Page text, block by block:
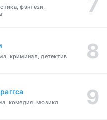
фэнтези,
криминал, детектив
комедия, мюзикл